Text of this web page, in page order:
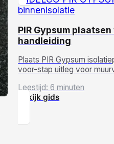
PIR Gypsum
handleiding
Plaats PIR Gypsum
voor-stap uitleg voor
Leestijd: 6 minuten
Bekijk gids